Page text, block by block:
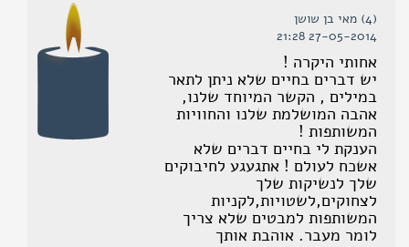
(4) מאי בן שושן
27-05-2014 21:28
אחותי היקרה !
יש דברים בחיים שלא ניתן לתאר
במילים , הקשר המיוחד שלנו,
אהבה המושלמת שלנו והחוויות
המשותפות !
הענקת לי בחיים דברים שלא
אשכח לעולם ! אתגעגע לחיבוקים
שלך לנשיקות שלך
לצחוקים,לשטויות,לקניות
המשותפות למבטים שלא צריך
לומר מעבר. אוהבת אותך